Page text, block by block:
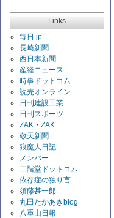
Links
毎日.jp
長崎新聞
西日本新聞
産経ニュース
時事ドットコム
読売オンライン
日刊建設工業
日刊スポーツ
ZAK・ZAK
敬天新聞
狼魔人日記
メンバー
二階堂ドットコム
依存症の独り言
須藤甚一郎
丸田たかあきblog
八重山日報